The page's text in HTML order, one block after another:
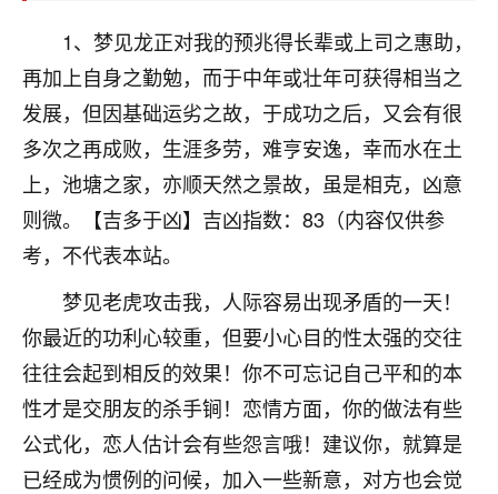
1、梦见龙正对我的预兆得长辈或上司之惠助，
再加上自身之勤勉，而于中年或壮年可获得相当之
发展，但因基础运劣之故，于成功之后，又会有很
多次之再成败，生涯多劳，难亨安逸，幸而水在土
上，池塘之家，亦顺天然之景故，虽是相克，凶意
则微。【吉多于凶】吉凶指数：83（内容仅供参
考，不代表本站。
梦见老虎攻击我，人际容易出现矛盾的一天！
你最近的功利心较重，但要小心目的性太强的交往
往往会起到相反的效果！你不可忘记自己平和的本
性才是交朋友的杀手锏！恋情方面，你的做法有些
公式化，恋人估计会有些怨言哦！建议你，就算是
已经成为惯例的问候，加入一些新意，对方也会觉
卦，认识老师3年了，都是缘分啊！
17分钟前 来自湖北 19
心若莲花
我是做餐饮的，这两年，生意屡屡受挫，店开一家关
一家，要么生意不好，生意好的就出事。前些年攒的
家底快败光了，真是倒霉！我也想找人看看到底怎么
回事？
鹿森：你可以找老师看看，人有时不服命不行
啊！
太阳当空赵：我也做餐饮的，生意不算大，但
是我从找店开始都是找慧来老师跟进的，选
址、风水、还有开业日子，哪哪都看了，虽然
大环境不好，但是我家生意还可以，前几天又
刚找老师做了补财库，希望财运更好一点！